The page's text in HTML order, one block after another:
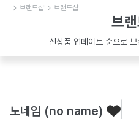
브랜드샵 브랜드샵
브
신상품 업데이트 순으로
노네임 (no name)